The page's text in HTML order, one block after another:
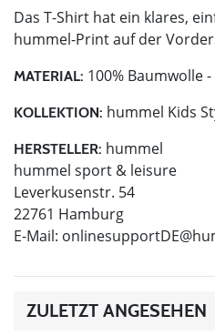
Das T-Shirt hat ein klares,
hummel-Print auf der
MATERIAL: 100% Baumwolle
KOLLEKTION: hummel Kids
HERSTELLER: hummel
hummel sport & leisure
Leverkusenstr. 54
22761 Hamburg
E-Mail:
ZULETZT ANGESEHEN